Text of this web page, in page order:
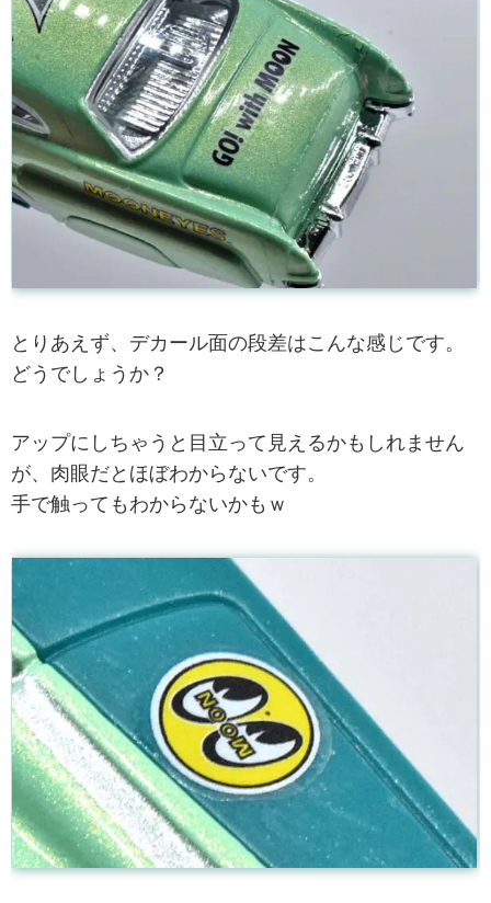
とりあえず、デカール面の段差はこんな感じです。
どうでしょうか？
アップにしちゃうと目立って見えるかもしれません
が、肉眼だとほぼわからないです。
手で触ってもわからないかもｗ